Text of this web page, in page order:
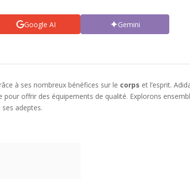
Google AI Gemini
à ses nombreux bénéfices sur le corps et l’esprit.
offrir des équipements de qualité. Explorons
adeptes.